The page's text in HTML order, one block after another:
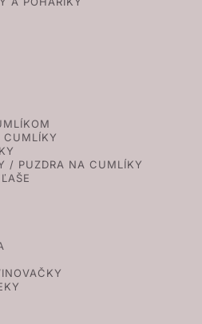
CUMLÍKY
/ PUZDRA NA CUMLÍKY